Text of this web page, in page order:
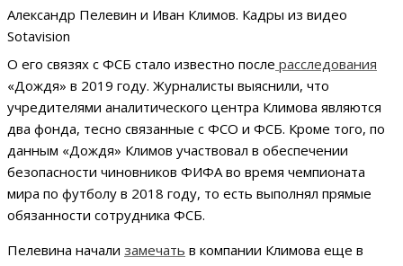
Александр Пелевин и Иван Климов. Кадры из видео
Sotavision
О его связях с ФСБ стало известно после расследования
«Дождя» в 2019 году. Журналисты выяснили, что
учредителями аналитического центра Климова являются
два фонда, тесно связанные с ФСО и ФСБ. Кроме того, по
данным «Дождя» Климов участвовал в обеспечении
безопасности чиновников ФИФА во время чемпионата
мира по футболу в 2018 году, то есть выполнял прямые
обязанности сотрудника ФСБ.
Пелевина начали замечать в компании Климова еще в